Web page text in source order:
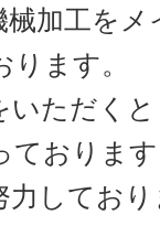
械加工を
ます。
いただく
ておりま
力 してお